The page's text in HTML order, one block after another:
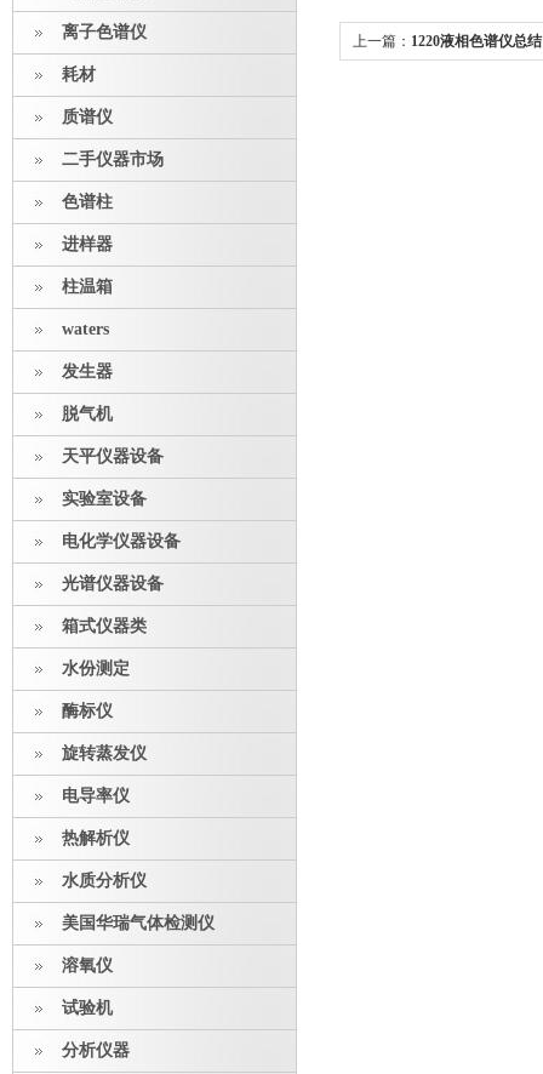
离子色谱仪
耗材
质谱仪
二手仪器市场
色谱柱
进样器
柱温箱
waters
发生器
脱气机
天平仪器设备
实验室设备
电化学仪器设备
光谱仪器设备
箱式仪器类
水份测定
酶标仪
旋转蒸发仪
电导率仪
热解析仪
水质分析仪
美国华瑞气体检测仪
溶氧仪
试验机
分析仪器
上一篇： 1220液相色谱仪总结